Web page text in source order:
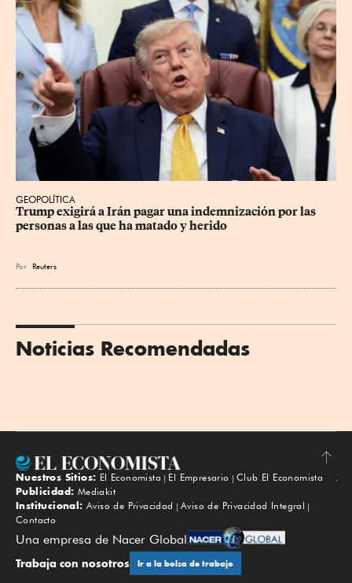
GEOPOLÍTICA
Trump exigirá a Irán pagar una indemnización por las
personas a las que ha matado y herido
Por Reuters
Noticias Recomendadas
Subir
Nuestros Sitios: El Economista El Empresario
Club El Economista
Publicidad: Mediakit
Institucional: Aviso de Privacidad
Aviso de Privacidad Integral
Contacto
Una empresa de Nacer Global
Trabaja con nosotros Ir a la bolsa de trabajo